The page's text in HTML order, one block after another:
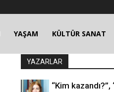
YAŞAM KÜLTÜR SANAT
YAZARLAR
“Kim